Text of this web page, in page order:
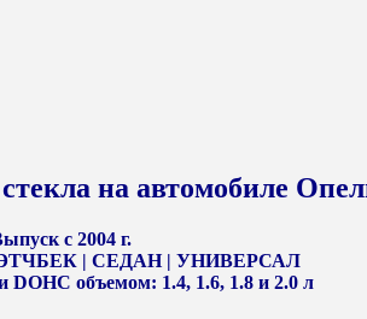
на автомобиле
с 2004 г.
| СЕДАН | УНИВЕРСАЛ
DOHC объемом: 1.4, 1.6, 1.8 и 2.0 л